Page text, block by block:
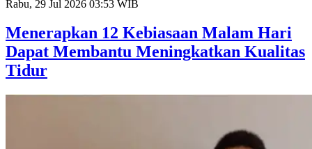
Rabu, 29 Jul 2026 03:53 WIB
Menerapkan 12 Kebiasaan Malam Hari
Dapat Membantu Meningkatkan Kualitas
Tidur